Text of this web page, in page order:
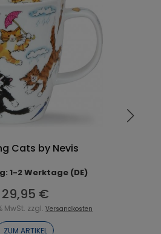
Cats by Nevis
1-2 Werktage (DE)
29,95 €
MwSt. zzgl.Versandkosten
ZUM ARTIKEL